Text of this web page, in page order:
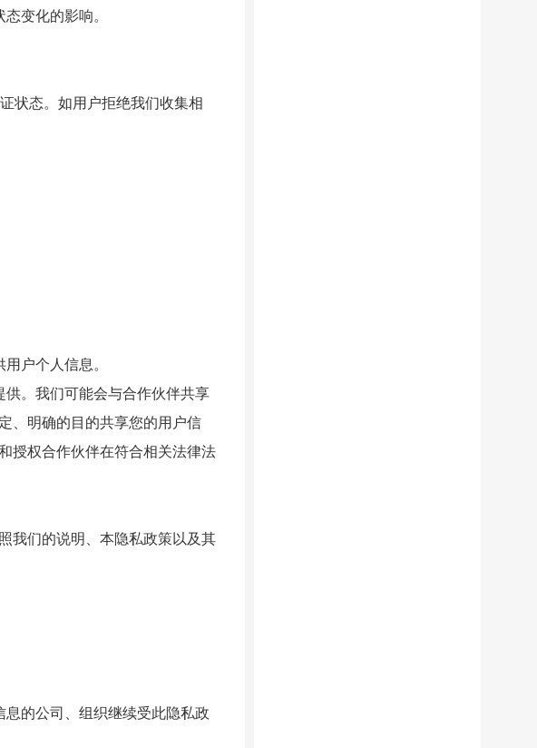
变化的影响。
状态。如用户拒绝我们收集相
户个人信息。
。我们可能会与合作伙伴共享
、明确的目的共享您的用户信
授权合作伙伴在符合相关法律法
我们的说明、本隐私政策以及其
的公司、组织继续受此隐私政